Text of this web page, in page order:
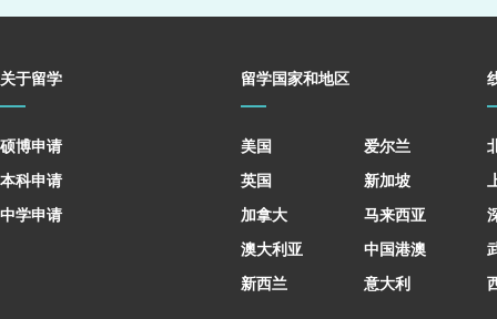
关于留学
硕博申请
本科申请
中学申请
留学国家和地区
美国
英国
加拿大
澳大利亚
新西兰
爱尔兰
新加坡
马来西亚
中国港澳
意大利